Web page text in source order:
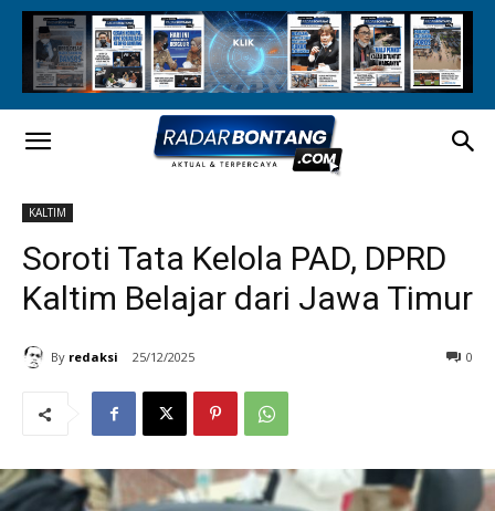
KALTIM
Soroti Tata Kelola PAD, DPRD
Kaltim Belajar dari Jawa Timur
By redaksi 25/12/2025 0